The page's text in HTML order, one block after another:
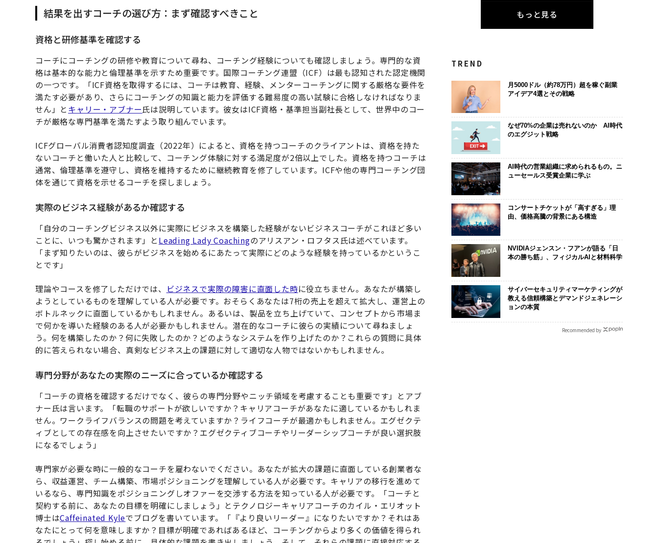
結果を出すコーチの選び方：まず確認すべきこと
資格と研修基準を確認する
コーチにコーチングの研修や教育について尋ね、コーチング経験についても確認しましょう。専門的な資
格は基本的な能力と倫理基準を示すため重要です。国際コーチング連盟（ICF）は最も認知された認定機関
の一つです。「ICF資格を取得するには、コーチは教育、経験、メンターコーチングに関する厳格な要件を
満たす必要があり、さらにコーチングの知識と能力を評価する難易度の高い試験に合格しなければなりま
せん」と キャリー・アブナー氏は説明しています。彼女はICF資格・基準担当副社長として、世界中のコー
チが厳格な専門基準を満たすよう取り組んでいます。
ICFグローバル消費者認知度調査（2022年）によると、資格を持つコーチのクライアントは、資格を持た
ないコーチと働いた人と比較して、コーチング体験に対する満足度が2倍以上でした。資格を持つコーチは
通常、倫理基準を遵守し、資格を維持するために継続教育を修了しています。ICFや他の専門コーチング団
体を通じて資格を示せるコーチを探しましょう。
実際のビジネス経験があるか確認する
「自分のコーチングビジネス以外に実際にビジネスを構築した経験がないビジネスコーチがこれほど多い
ことに、いつも驚かされます」と Leading Lady Coachingのアリスアン・ロフタス氏は述べています。
「まず知りたいのは、彼らがビジネスを始めるにあたって実際にどのような経験を持っているかというこ
とです」
理論やコースを修了しただけでは、 ビジネスで実際の障害に直面した時に役立ちません。あなたが構築し
ようとしているものを理解している人が必要です。おそらくあなたは7桁の売上を超えて拡大し、運営上の
ボトルネックに直面しているかもしれません。あるいは、製品を立ち上げていて、コンセプトから市場ま
で何かを導いた経験のある人が必要かもしれません。潜在的なコーチに彼らの実績について尋ねましょ
う。何を構築したのか？何に失敗したのか？どのようなシステムを作り上げたのか？これらの質問に具体
的に答えられない場合、真剣なビジネス上の課題に対して適切な人物ではないかもしれません。
専門分野があなたの実際のニーズに合っているか確認する
「コーチの資格を確認するだけでなく、彼らの専門分野やニッチ領域を考慮することも重要です」とアブ
ナー氏は言います。「転職のサポートが欲しいですか？キャリアコーチがあなたに適しているかもしれま
せん。ワークライフバランスの問題を考えていますか？ライフコーチが最適かもしれません。エグゼクテ
ィブとしての存在感を向上させたいですか？エグゼクティブコーチやリーダーシップコーチが良い選択肢
になるでしょう」
専門家が必要な時に一般的なコーチを雇わないでください。あなたが拡大の課題に直面している創業者な
ら、収益運営、チーム構築、市場ポジショニングを理解している人が必要です。キャリアの移行を進めて
いるなら、専門知識をポジショニングしオファーを交渉する方法を知っている人が必要です。「コーチと
契約する前に、あなたの目標を明確にしましょう」とテクノロジーキャリアコーチのカイル・エリオット
博士はCaffeinated Kyleでブログを書いています。「『より良いリーダー』になりたいですか？それはあ
なたにとって何を意味しますか？目標が明確であればあるほど、コーチングからより多くの価値を得られ
もっと見る
TREND
月5000ドル（約78万円）超を稼ぐ副業
アイデア4選とその戦略
なぜ70%の企業は売れないのか AI時代
のエグジット戦略
AI時代の営業組織に求められるもの。ニ
ューセールス受賞企業に学ぶ
コンサートチケットが「高すぎる」理
由、価格高騰の背景にある構造
NVIDIAジェンスン・フアンが語る「日
本の勝ち筋」、フィジカルAIと材料科学
サイバーセキュリティマーケティングが
教える信頼構築とデマンドジェネレーシ
ョンの本質
Recommended by